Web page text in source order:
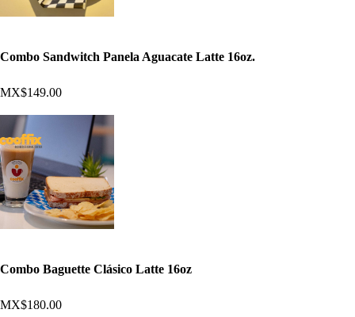
Combo Sandwitch Panela Aguacate Latte 16oz.
MX$149.00
Combo Baguette Clásico Latte 16oz
MX$180.00